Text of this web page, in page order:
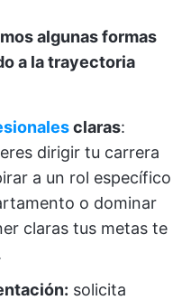
algunas formas
a la trayectoria
claras:
dirigir tu carrera
a un rol específico
o dominar
claras tus metas te
solicita